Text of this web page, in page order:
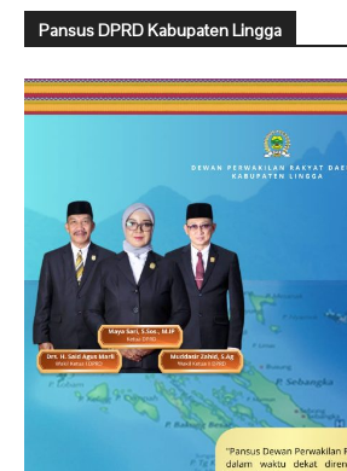
Pansus DPRD Kabupaten Lingga